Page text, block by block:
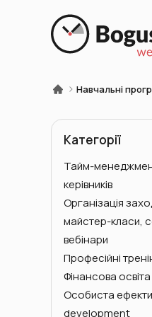
Навчальні
Категорії
Тайм-
керівників
Організація
майстер-класи,
вебінари
Професійні
Фінансова освіта
Особиста
development